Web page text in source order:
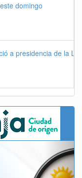
domingo
a presidencia de la
Next